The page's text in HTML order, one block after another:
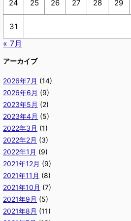
24 25 26 27 28 29
31
« 7月
アーカイブ
2026年7月 (14)
2026年6月 (9)
2023年5月 (2)
2023年4月 (5)
2022年3月 (1)
2022年2月 (3)
2022年1月 (9)
2021年12月 (9)
2021年11月 (8)
2021年10月 (7)
2021年9月 (5)
2021年8月 (11)